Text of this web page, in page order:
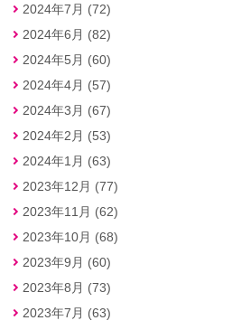
2024年7月 (72)
2024年6月 (82)
2024年5月 (60)
2024年4月 (57)
2024年3月 (67)
2024年2月 (53)
2024年1月 (63)
2023年12月 (77)
2023年11月 (62)
2023年10月 (68)
2023年9月 (60)
2023年8月 (73)
2023年7月 (63)